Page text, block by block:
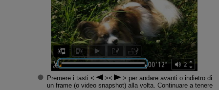
Premere i tasti
per andare avanti o indietro di
un frame (o video snapshot) alla volta. Continuare a tenere